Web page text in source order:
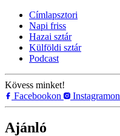
Címlapsztori
Napi friss
Hazai sztár
Külföldi sztár
Podcast
Kövess minket!
Facebookon
Instagramon
Ajánló